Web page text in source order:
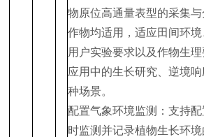
物原位高通量表型的采集
作物均适用，适应田间环境
用户实验要求以及作物生
应用中的生长研究、逆境
种场景。
配置气象环境监测：支持
时监测并记录植物生长环